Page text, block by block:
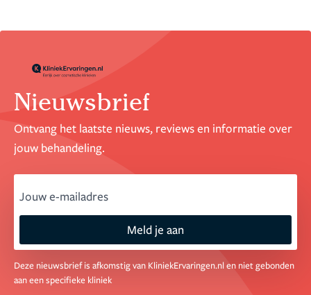
Nieuwsbrief
Ontvang het laatste nieuws, reviews en informatie over
jouw behandeling.
Meld je aan
Deze nieuwsbrief is afkomstig van KliniekErvaringen.nl en niet gebonden
aan een specifieke kliniek